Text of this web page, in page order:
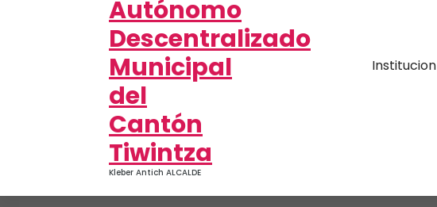
Kleber Antich ALCALDE
Institucion